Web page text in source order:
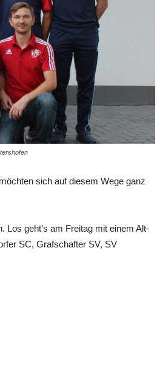
sich auf diesem Wege ganz
Los geht’s am Freitag mit einem Alt-
SC, Grafschafter SV, SV